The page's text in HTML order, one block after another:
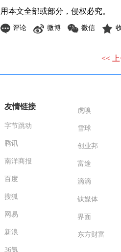
用本文全部或部分，侵权必究。
评论 微博 微信
<<
友情链接
字节跳动
腾讯
南洋商报
百度
搜狐
网易
新浪
36氪
虎嗅
雪球
创业邦
富途
滴滴
钛媒体
界面
东方财富